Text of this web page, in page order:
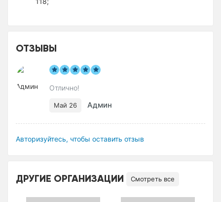
ОТЗЫВЫ
Отлично!
Май 26 Админ
Авторизуйтесь, чтобы оставить отзыв
ДРУГИЕ ОРГАНИЗАЦИИ Смотреть все